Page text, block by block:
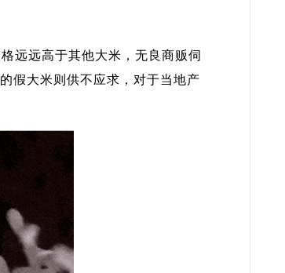
远高于其他大米，无良商贩伺
假大米则供不应求，对于当地产